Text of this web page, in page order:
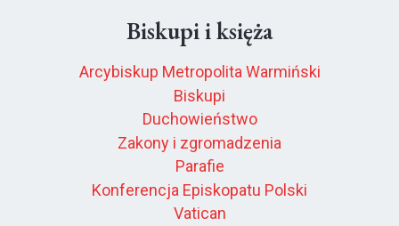
Biskupi i księża
Arcybiskup Metropolita Warmiński
Biskupi
Duchowieństwo
Zakony i zgromadzenia
Parafie
Konferencja Episkopatu Polski
Vatican